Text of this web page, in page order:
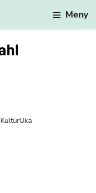
Meny
KulturUka